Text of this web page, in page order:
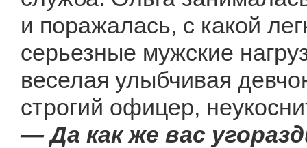
и поражалась, с какой
серьезные мужские
веселая улыбчивая
строгий офицер,
— Да как же вас